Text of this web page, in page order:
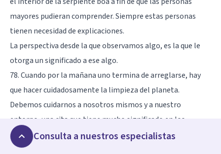
mayores pudieran comprender. Siempre estas personas
tienen necesidad de explicaciones.
La perspectiva desde la que observamos algo, es la que le
otorga un significado a ese algo.
78. Cuando por la mañana uno termina de arreglarse, hay
que hacer cuidadosamente la limpieza del planeta.
Debemos cuidarnos a nosotros mismos y a nuestro
entorno, una cita que tiene mucho significado en los
tiempos en los que estamos.
79. Conozco un planeta donde vive un señor muy colorado,
Consulta a nuestros especialistas